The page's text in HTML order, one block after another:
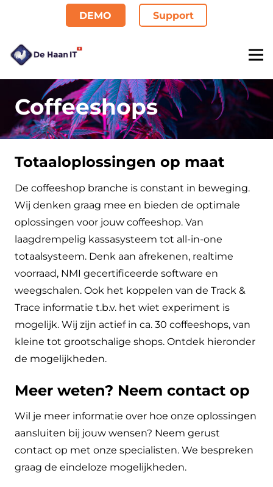
DEMO Support
Coffeeshops
Totaaloplossingen op maat
De coffeeshop branche is constant in beweging.
Wij denken graag mee en bieden de optimale
oplossingen voor jouw coffeeshop. Van
laagdrempelig kassasysteem tot all-in-one
totaalsysteem. Denk aan afrekenen, realtime
voorraad, NMI gecertificeerde software en
weegschalen. Ook het koppelen van de Track &
Trace informatie t.b.v. het wiet experiment is
mogelijk. Wij zijn actief in ca. 30 coffeeshops, van
kleine tot grootschalige shops. Ontdek hieronder
de mogelijkheden.
Meer weten? Neem contact op
Wil je meer informatie over hoe onze oplossingen
aansluiten bij jouw wensen? Neem gerust
contact op met onze specialisten. We bespreken
graag de eindeloze mogelijkheden.